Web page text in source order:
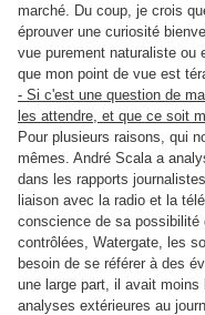
marché. Du coup, je crois
éprouver une curiosité
vue purement naturaliste ou
que mon point de vue est
- Si c'est une question de
les attendre, et que ce soit
Pour plusieurs raisons, qui
mêmes. André Scala a
dans les rapports
liaison avec la radio et la
conscience de sa possibilité
contrôlées, Watergate, les
besoin de se référer à des
une large part, il avait
analyses extérieures au